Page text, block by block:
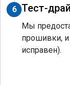
6 Тест-
Мы
прошивки,
исправен).